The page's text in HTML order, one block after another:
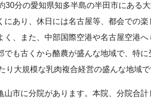
30分の愛知県知多半島の半田市にある
あり、休日には名古屋等、都会での楽
、また、中部国際空港や名古屋空港へ
も古くから酪農が盛んな地域で、特に
大規模な乳肉複合経営の盛んな地域で
市に分院があります。本院、分院合計